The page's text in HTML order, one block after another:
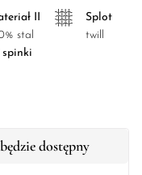
II
stal
Splot
twill
spinki
dostępny